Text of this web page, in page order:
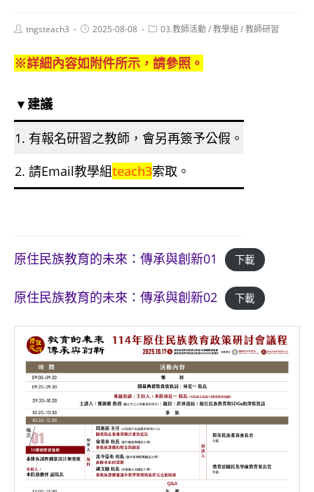
Posttngsteach3
Post2025-08-08
Post03.教師活動/教學組 /教師研習
※詳細內容如附件所示，請參照。
▼建議
1. 有報名研習之教師，會另再簽予公假。
2. 請Email教學組teach3索取。
原住民族教育的未來：傳承與創新01 下載
原住民族教育的未來：傳承與創新02 下載